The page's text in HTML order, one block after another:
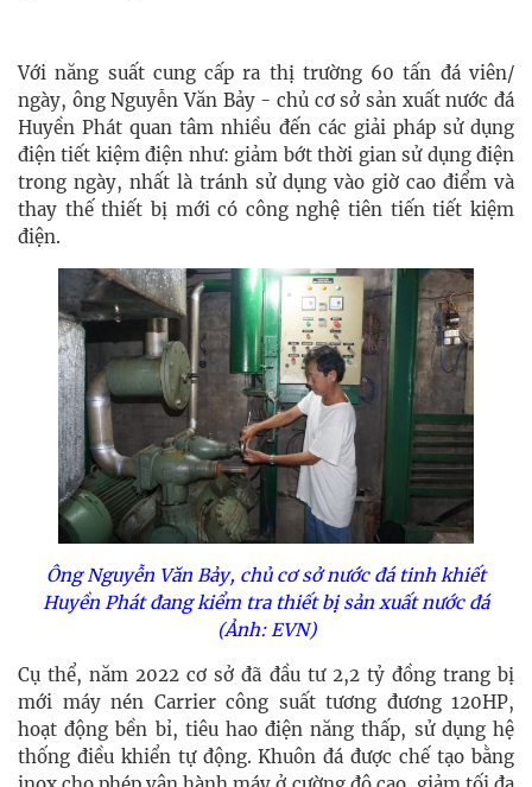
Với năng suất cung cấp ra thị trường 60 tấn đá viên/
ngày, ông Nguyễn Văn Bảy - chủ cơ sở sản xuất nước đá
Huyền Phát quan tâm nhiều đến các giải pháp sử dụng
điện tiết kiệm điện như: giảm bớt thời gian sử dụng điện
trong ngày, nhất là tránh sử dụng vào giờ cao điểm và
thay thế thiết bị mới có công nghệ tiên tiến tiết kiệm
điện.
Ông Nguyễn Văn Bảy, chủ cơ sở nước đá tinh khiết
Huyền Phát đang kiểm tra thiết bị sản xuất nước đá
(Ảnh: EVN)
Cụ thể, năm 2022 cơ sở đã đầu tư 2,2 tỷ đồng trang bị
mới máy nén Carrier công suất tương đương 120HP,
hoạt động bền bỉ, tiêu hao điện năng thấp, sử dụng hệ
thống điều khiển tự động. Khuôn đá được chế tạo bằng